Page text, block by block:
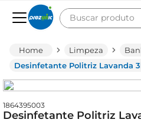
Buscar produto
Limpeza
Desinfetante Politriz Lavanda
1864395003
Desinfetante Politriz
leite
queijo